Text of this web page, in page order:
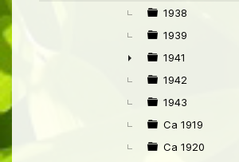
1938
1939
►
1941
1942
1943
Ca 1919
Ca 1920